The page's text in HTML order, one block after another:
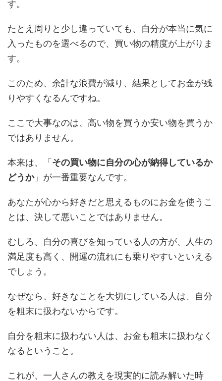
す。
たとえ周りと少し違っていても、自分が本当に気に
入ったものを選べるので、買い物の精度が上がりま
す。
このため、余計な浪費が減り、結果としてお金が残
りやすくなるんですね。
ここで大事なのは、高い物を買うか安い物を買うか
ではありません。
本来は、「 その買い物に自分の心が納得しているか
どうか」が一番重要なんです。
あなたが心から好きだと思えるものにお金を使うこ
とは、決して悪いことではありません。
むしろ、自分の喜びを知っている人の方が、人生の
満足度も高く、開運の流れにも乗りやすいといえる
でしょう。
なぜなら、好きなことを大切にしている人は、自分
を粗末に扱わないからです。
自分を粗末に扱わない人は、お金も粗末に扱わなく
なるということ。
これが、一人さんの教えを現実的に読み解いた時